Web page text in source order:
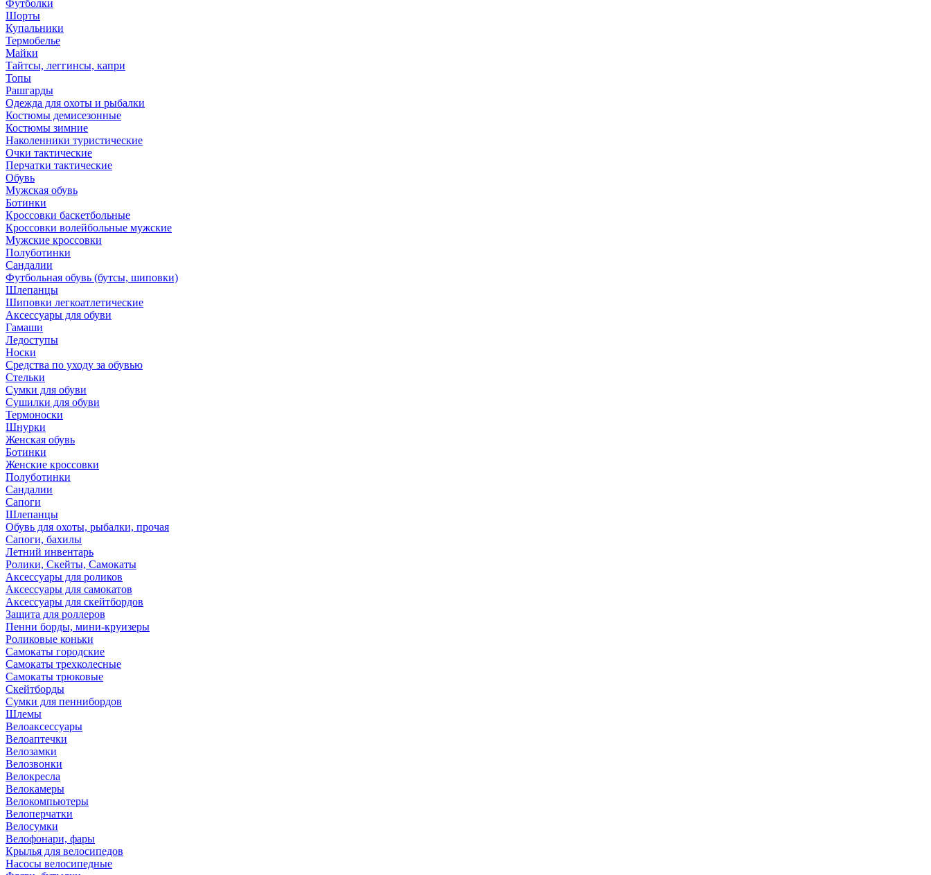
Футболки
Шорты
Купальники
Термобелье
Майки
Тайтсы, леггинсы, капри
Топы
Рашгарды
Одежда для охоты и рыбалки
Костюмы демисезонные
Костюмы зимние
Наколенники туристические
Очки тактические
Перчатки тактические
Обувь
Мужская обувь
Ботинки
Кроссовки баскетбольные
Кроссовки волейбольные мужские
Мужские кроссовки
Полуботинки
Сандалии
Футбольная обувь (бутсы, шиповки)
Шлепанцы
Шиповки легкоатлетические
Аксессуары для обуви
Гамаши
Ледоступы
Носки
Средства по уходу за обувью
Стельки
Сумки для обуви
Сушилки для обуви
Термоноски
Шнурки
Женская обувь
Ботинки
Женские кроссовки
Полуботинки
Сандалии
Сапоги
Шлепанцы
Обувь для охоты, рыбалки, прочая
Сапоги, бахилы
Летний инвентарь
Ролики, Скейты, Самокаты
Аксессуары для роликов
Аксессуары для самокатов
Аксессуары для скейтбордов
Защита для роллеров
Пенни борды, мини-круизеры
Роликовые коньки
Самокаты городские
Самокаты трехколесные
Самокаты трюковые
Скейтборды
Сумки для пеннибордов
Шлемы
Велоаксессуары
Велоаптечки
Велозамки
Велозвонки
Велокресла
Велокамеры
Велокомпьютеры
Велоперчатки
Велосумки
Велофонари, фары
Крылья для велосипедов
Насосы велосипедные